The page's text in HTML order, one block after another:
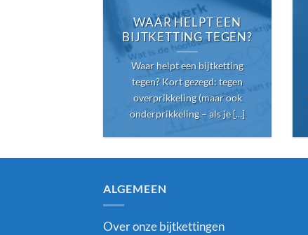
WAAR HELPT EEN
BIJTKETTING TEGEN?
Waar helpt een bijtketting
tegen? Kort gezegd: tegen
overprikkeling (maar ook
onderprikkeling – als je [...]
ALGEMEEN
Over onze bijtkettingen